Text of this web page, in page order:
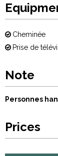
Cheminée
Prise de
Note
Personnes
Prices